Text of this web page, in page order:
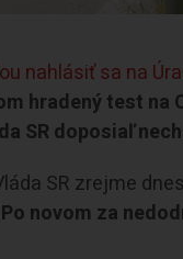
nahlásiť sa na
hradený test na
SR doposiaľ
SR zrejme
Po novom za